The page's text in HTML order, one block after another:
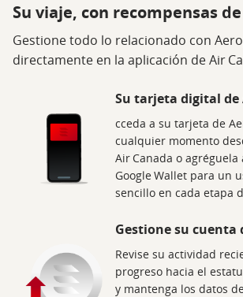
Su viaje, con recompensas
Gestione todo lo relacionado con
directamente en la aplicación de Air
Su tarjeta digital de
cceda a su tarjeta de
cualquier momento
Air Canada o agréguela
Google Wallet para un
sencillo en cada etapa
Gestione su cuenta
Revise su actividad
progreso hacia el
y mantenga los datos